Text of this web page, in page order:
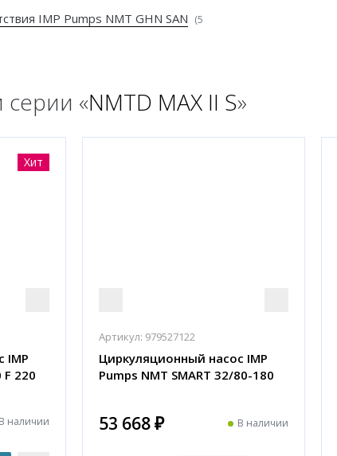
IMP Pumps NMT GHN SAN (5
«NMTD MAX II S»
Хит
IMP
F 220
В наличии
Артикул: 979527122
Циркуляционный насос IMP
Pumps NMT SMART 32/80-180
53 668 ₽ В наличии